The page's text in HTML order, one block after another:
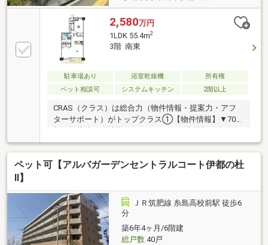
2,580万円
1LDK 55.4m2
3階 南東
駐車場あり 浴室乾燥機
所有権
ペット相談可
システムキッチン 2階以上
CRAS（クラス）は総合力（物件情報・提案力・アフ
ターサポート）がトップクラス①【物件情報】▼70社
社様保有の土地情報有り！▼関連会社の新着・未公開
物件情報②【提案力】▼住宅ローン金融機関様の比較
や住宅ローンの審査のコツも把握！▼後悔しないため
バイス資金贈与（援助）や住宅ローン控除のご案内や
ご相談もお任せ！▼お引渡し後のアフターサポートお
引渡し後のメンテナンス（リフォーム）、将来的な売
却・賃貸等の運用サポート！
ペット可【アルバガーデンセントラルコート伊都の杜
Ⅱ】
ＪＲ筑肥線 糸島高校前駅 徒歩6
分
築6年4ヶ月/6階建
総戸数40戸